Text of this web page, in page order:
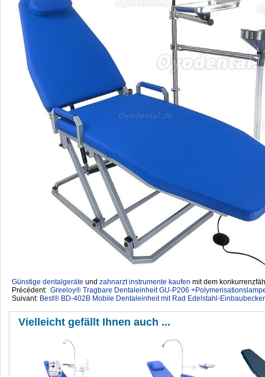
Günstige dentalgeräte ‎ und zahnarzt instrumente kaufen mit dem
Précédent: Greeloy® Tragbare Dentaleinheit GU-P206
Suivant: Best® BD-402B Mobile Dentaleinheit mit Rad Edelstahl-
Vielleicht gefällt Ihnen auch ...